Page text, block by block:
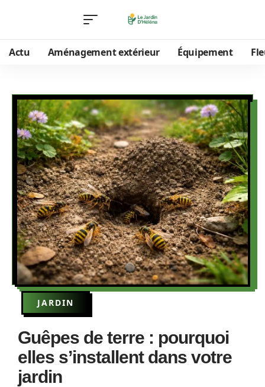
Actu Aménagement extérieur Équipement
JARDIN
Guêpes de terre : pourquoi
elles s’installent dans votre
jardin